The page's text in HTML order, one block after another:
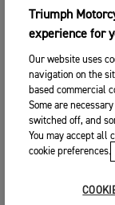
Triumph
experience for
Our website uses
navigation on the
based commercial
Some are
switched off, and
You may accept all
cookie preferences.